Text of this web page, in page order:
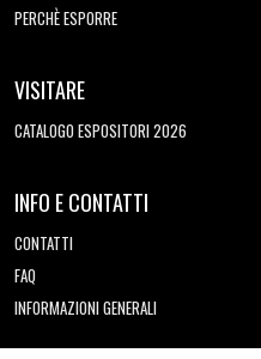
PERCHÈ ESPORRE
VISITARE
CATALOGO ESPOSITORI 2026
INFO E CONTATTI
CONTATTI
FAQ
INFORMAZIONI GENERALI